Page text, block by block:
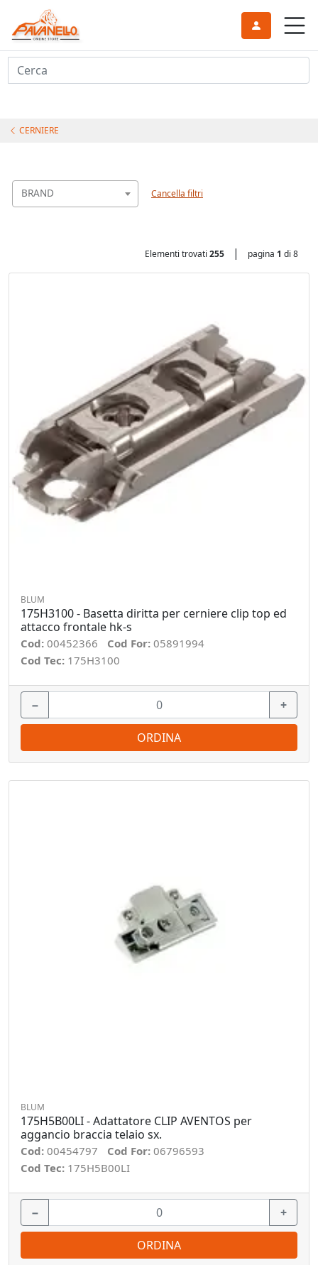
Cerca
CERNIERE
BRAND Cancella filtri
Elementi trovati 255 | pagina 1 di 8
BLUM
175H3100 - Basetta diritta per cerniere clip top ed
attacco frontale hk-s
Cod: 00452366 Cod For: 05891994
Cod Tec: 175H3100
− +
ORDINA
BLUM
175H5B00LI - Adattatore CLIP AVENTOS per
aggancio braccia telaio sx.
Cod: 00454797 Cod For: 06796593
Cod Tec: 175H5B00LI
− +
ORDINA